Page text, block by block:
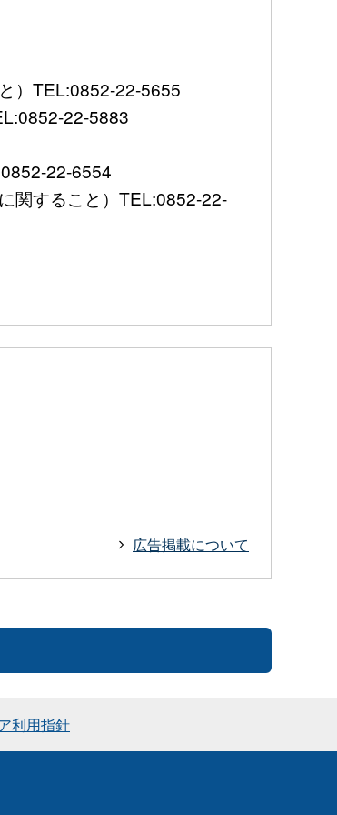
）TEL:0852-22-5655
22-5883
22-6554
関すること）TEL:0852-22-
広告掲載について
利用指針